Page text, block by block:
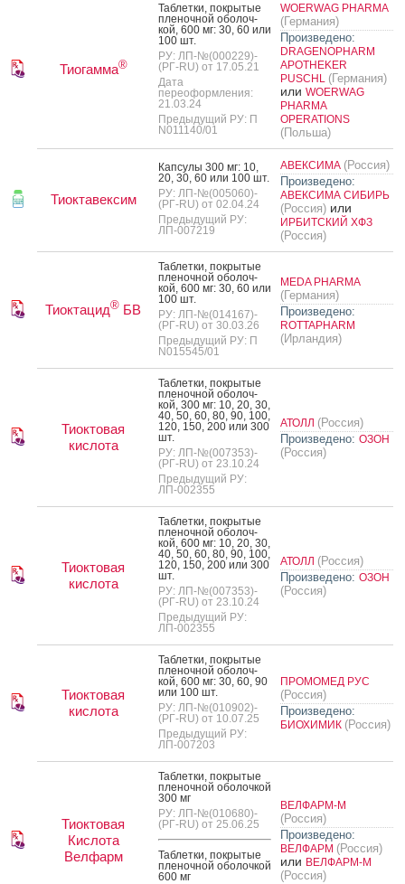
Тиогамма®
Таб­летки, пок­ры­тые
пле­ноч­ной обо­лоч­
кой, 600 мг: 30, 60 или
100 шт.
РУ: ЛП-№(000229)-
(РГ-RU) от 17.05.21
Дата
переоформления:
21.03.24
Предыдущий РУ: П
N011140/01
WOERWAG PHARMA
(Германия)
Произведено:
DRAGENOPHARM
APOTHEKER
PUSCHL (Германия)
или WOERWAG
PHARMA
OPERATIONS
(Польша)
Тиоктавексим
Кап­су­лы 300 мг: 10,
20, 30, 60 или 100 шт.
РУ: ЛП-№(005060)-
(РГ-RU) от 02.04.24
Предыдущий РУ:
ЛП-007219
АВЕКСИМА (Россия)
Произведено:
АВЕКСИМА СИБИРЬ
(Россия) или
ИРБИТСКИЙ ХФЗ
(Россия)
Тиоктацид® БВ
Таб­летки, пок­ры­тые
пле­ноч­ной обо­лоч­
кой, 600 мг: 30, 60 или
100 шт.
РУ: ЛП-№(014167)-
(РГ-RU) от 30.03.26
Предыдущий РУ: П
N015545/01
MEDA PHARMA
(Германия)
Произведено:
ROTTAPHARM
(Ирландия)
Тиоктовая
кислота
Таб­летки, пок­ры­тые
пле­ноч­ной обо­лоч­
кой, 300 мг: 10, 20, 30,
40, 50, 60, 80, 90, 100,
120, 150, 200 или 300
шт.
РУ: ЛП-№(007353)-
(РГ-RU) от 23.10.24
Предыдущий РУ:
ЛП-002355
АТОЛЛ (Россия)
Произведено: ОЗОН
(Россия)
Тиоктовая
кислота
Таб­летки, пок­ры­тые
пле­ноч­ной обо­лоч­
кой, 600 мг: 10, 20, 30,
40, 50, 60, 80, 90, 100,
120, 150, 200 или 300
шт.
РУ: ЛП-№(007353)-
(РГ-RU) от 23.10.24
Предыдущий РУ:
ЛП-002355
АТОЛЛ (Россия)
Произведено: ОЗОН
(Россия)
Тиоктовая
кислота
Таб­летки, пок­ры­тые
пле­ноч­ной обо­лоч­
кой, 600 мг: 30, 60, 90
или 100 шт.
РУ: ЛП-№(010902)-
(РГ-RU) от 10.07.25
Предыдущий РУ:
ЛП-007203
ПРОМОМЕД РУС
(Россия)
Произведено:
БИОХИМИК (Россия)
Тиоктовая
Кислота
Велфарм
Таб­летки, пок­ры­тые
пле­ноч­ной обо­лоч­кой
300 мг
РУ: ЛП-№(010680)-
(РГ-RU) от 25.06.25
Таб­летки, пок­ры­тые
пле­ноч­ной обо­лоч­кой
600 мг
ВЕЛФАРМ-М
(Россия)
Произведено:
ВЕЛФАРМ (Россия)
или ВЕЛФАРМ-М
(Россия)